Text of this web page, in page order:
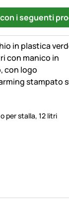
i seguenti
per stalla, 12 litri